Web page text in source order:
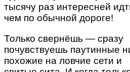
тысячу раз интересней
чем по обычной дороге!
Только свернёшь — сразу
почувствуешь паутинные
похожие на ловчие сети и